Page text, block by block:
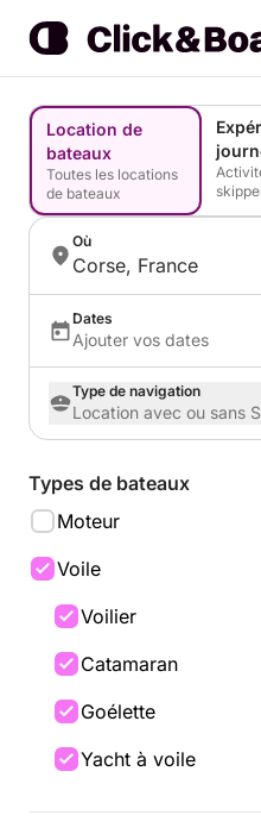
Location de
bateaux
Toutes les locations
de bateaux
Où
Corse, France
Dates
Ajouter vos dates
Type de navigation
Location avec ou sans
Types de bateaux
Moteur
Voile
Voilier
Catamaran
Goélette
Yacht à voile